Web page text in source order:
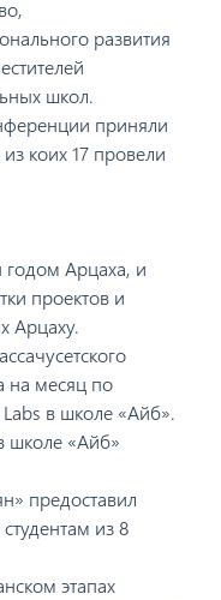
развития
школ.
приняли
коих 17 провели
Арцаха, и
проектов и
Арцаху.
на месяц по
в школе «Айб».
школе «Айб»
предоставил
из 8
этапах